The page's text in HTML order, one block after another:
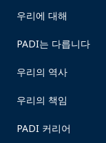
우리에 대해
PADI는 다릅니다
우리의 역사
우리의 책임
PADI 커리어